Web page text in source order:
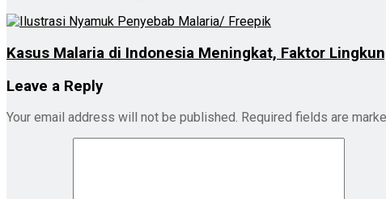
Kasus Malaria di Indonesia Meningkat, Faktor
Leave a Reply
Your email address will not be published. Required fields are